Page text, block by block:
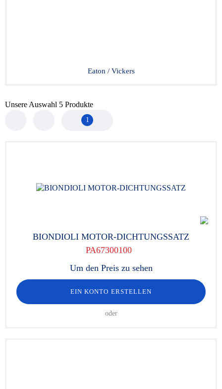
Eaton / Vickers
Unsere Auswahl 5 Produkte
1
BIONDIOLI MOTOR-DICHTUNGSSATZ
PA67300100
Um den Preis zu sehen
EIN KONTO ERSTELLEN
oder